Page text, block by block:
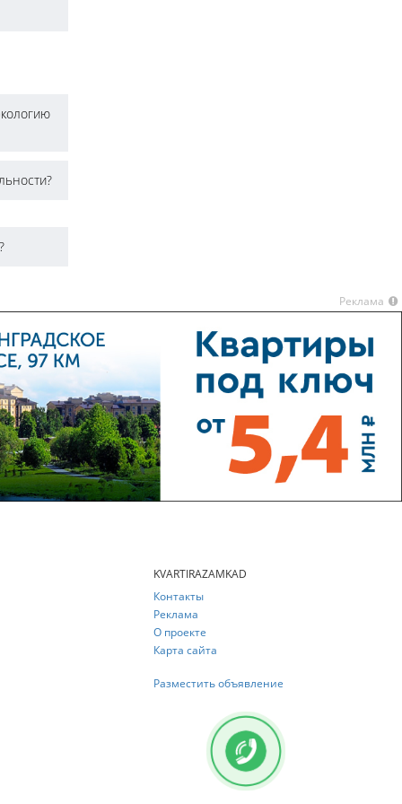
Реклама
KVARTIRAZAMKAD
Контакты
Реклама
О проекте
Карта сайта
Разместить объявление